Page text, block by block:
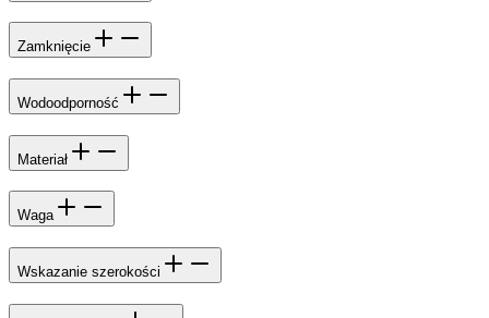
Zamknięcie
Wodoodporność
Materiał
Waga
Wskazanie szerokości